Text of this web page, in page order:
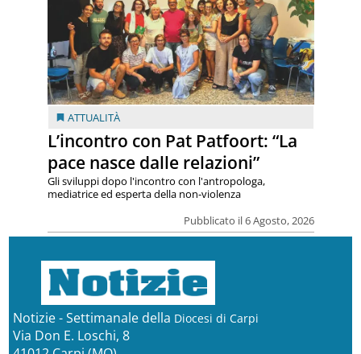
ATTUALITÀ
L’incontro con Pat Patfoort: “La
pace nasce dalle relazioni”
Pubblicato il 6 Agosto, 2026
Gli sviluppi dopo l'incontro con l'antropologa,
mediatrice ed esperta della non-violenza
Notizie - Settimanale della Diocesi di Carpi
Via Don E. Loschi, 8